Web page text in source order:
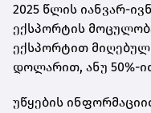
2025 წლის იანვარ-
ექსპორტის
ექსპორტით
დოლარით, ანუ 50%-
უწყების